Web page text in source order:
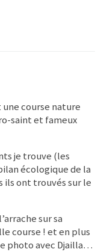
une course nature
saint et fameux
je trouve (les
écologique de la
ils ont trouvés sur le
sur sa
course ! et en plus
photo avec Djailla…